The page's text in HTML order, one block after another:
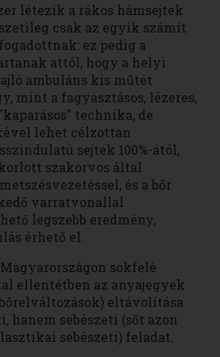
létezik a rákos hámsejtek
csak az egyik számít
ez pedig a
attól, hogy a helyi
ambuláns kis műtét
mint a fagyasztásos, lézeres,
technika, de
lehet célzottan
sejtek 100%-ától,
szakorvos által
és a bőr
varratvonallal
legszebb eredmény,
érhető el.
sokfelé
ellentétben az anyajegyek
eltávolítása
hanem sebészeti (sőt azon
sebészeti) feladat.